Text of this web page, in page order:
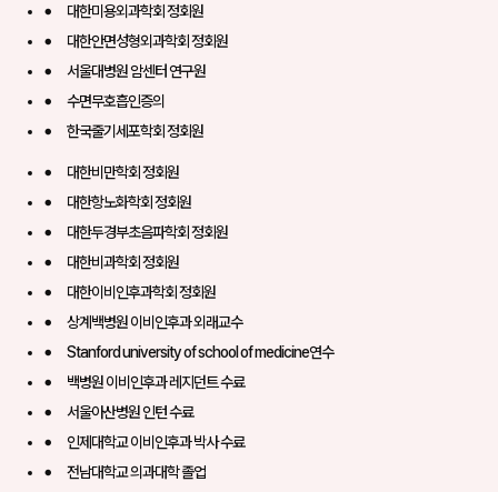
대한미용외과학회 정회원
대한안면성형외과학회 정회원
서울대병원 암센터 연구원
수면무호흡인증의
한국줄기세포학회 정회원
대한비만학회 정회원
대한항노화학회 정회원
대한두경부초음파학회 정회원
대한비과학회 정회원
대한이비인후과학회 정회원
상계백병원 이비인후과 외래교수
Stanford university of school of medicine연수
백병원 이비인후과 레지던트 수료
서울아산병원 인턴 수료
인제대학교 이비인후과 박사 수료
전남대학교 의과대학 졸업